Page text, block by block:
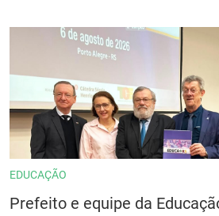
EDUCAÇÃO
Prefeito e equipe da